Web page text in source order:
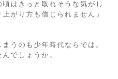
はきっと取れそうな気がし
がり方も信じられません」
うのも少年時代ならでは。
でしょうか。